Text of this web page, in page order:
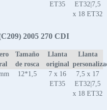
ET35
ET32|7,5
x 18 ET32
2005 270 CDI
Tamaño
de rosca
Llanta
original
Llanta
12*1,5
7 x 16
ET35
7,5 x 17
ET32|7,5
x 18 ET32